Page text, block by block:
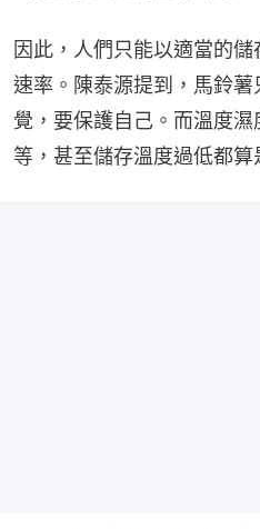
因此，人們只能以適當的
速率。陳泰源提到，馬鈴
覺，要保護自己。而溫度
等，甚至儲存溫度過低都算